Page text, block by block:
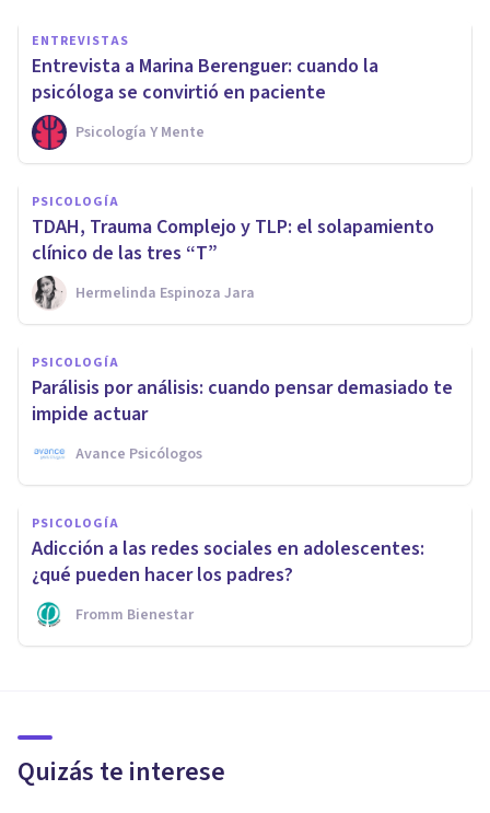
ENTREVISTAS
Entrevista a Marina Berenguer: cuando la
psicóloga se convirtió en paciente
Psicología Y Mente
PSICOLOGÍA
TDAH, Trauma Complejo y TLP: el solapamiento
clínico de las tres “T”
Hermelinda Espinoza Jara
PSICOLOGÍA
Parálisis por análisis: cuando pensar demasiado te
impide actuar
Avance Psicólogos
PSICOLOGÍA
Adicción a las redes sociales en adolescentes:
¿qué pueden hacer los padres?
Fromm Bienestar
Quizás te interese